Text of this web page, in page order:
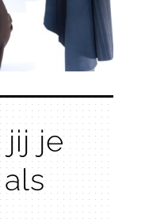
jij je